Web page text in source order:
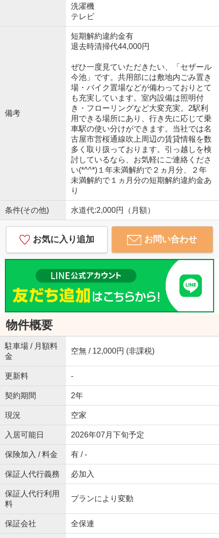
洗濯機
テレビ
備考
短期解約違約金有
退去時清掃代44,000円
ぜひ一度見ていただきたい、「セザール
今池」です。共用部には敷地内ごみ置き
場・バイク置場などが備わっておりとて
も充実しています。室内設備は照明付
き・フローリングなど大変充実。2駅利
用できる場所にあり、行き先に応じて乗
車駅の使い分けができます。当社では名
古屋市営桜通線吹上周辺の賃貸情報を数
多く取り扱っております。引っ越しを検
討しているなら、お気軽にご連絡くださ
い(*^^*)１年未満解約で２ヵ月分、２年
未満解約で１ヵ月分の短期解約違約金あ
り
条件(その他) 水道代:2,000円（月額）
お気に入り追加 お問い合わせ
物件概要
駐車場 / 月額料
金
空無 / 12,000円 (非課税)
更新料 -
契約期間 2年
現況 空家
入居可能日 2026年07月下旬予定
保険加入 / 料金 有 / -
保証人代行義務 必加入
保証人代行利用
料
プランにより変動
保証会社 全保連